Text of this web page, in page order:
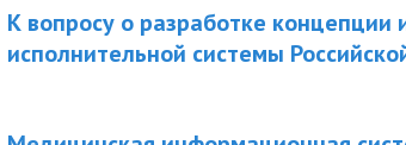
К вопросу о разработке
исполнительной системы